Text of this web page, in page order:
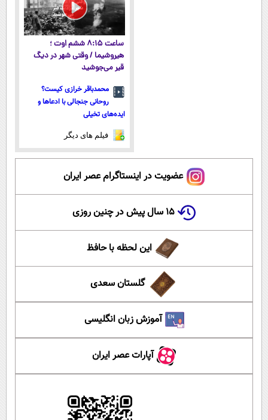
ساعت ۸:۱۵ ششم اوت ؛
هیروشیما / وقتی شهر در دیگ
قیر می‌جوشید
محمدباقر خرازی کیست؟
روحانی جنجالی با ادعاها و
ایده‌های تخیلی
فیلم های دیگر
عضویت در اینستاگرام عصر ایران
۱۵ سال پیش در چنین روزی
این لحظه با حافظ
گلستان سعدی
آموزش زبان انگلیسی
آپارات عصر ایران